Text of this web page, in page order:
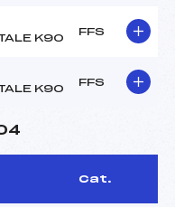
K90
FFS
K90
FFS
Cat.